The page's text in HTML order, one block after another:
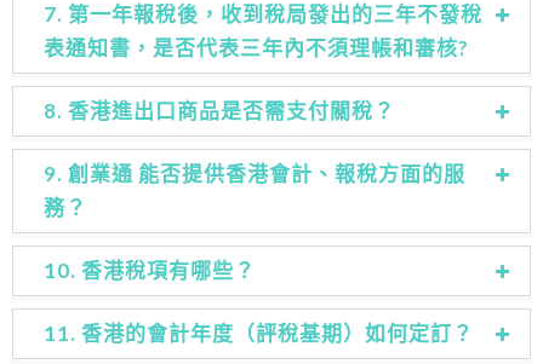
7. 第一年報稅後，收到稅局發出的三年不發稅
表通知書，是否代表三年內不須理帳和審核?
8. 香港進出口商品是否需支付關稅？
9. 創業通 能否提供香港會計、報稅方面的服
務？
10. 香港稅項有哪些？
11. 香港的會計年度（評稅基期）如何定訂？